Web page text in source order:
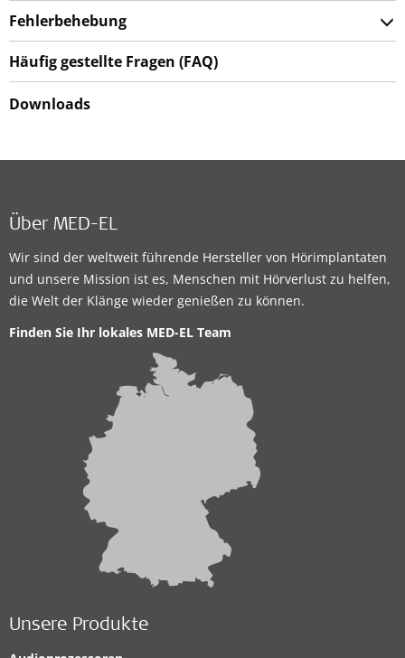
Fehlerbehebung
Häufig gestellte Fragen (FAQ)
Downloads
Über MED-EL
Wir sind der weltweit führende Hersteller von Hörimplantaten
und unsere Mission ist es, Menschen mit Hörverlust zu helfen,
die Welt der Klänge wieder genießen zu können.
Finden Sie Ihr lokales MED-EL Team
Unsere Produkte